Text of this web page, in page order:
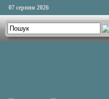
07 серпня 2026